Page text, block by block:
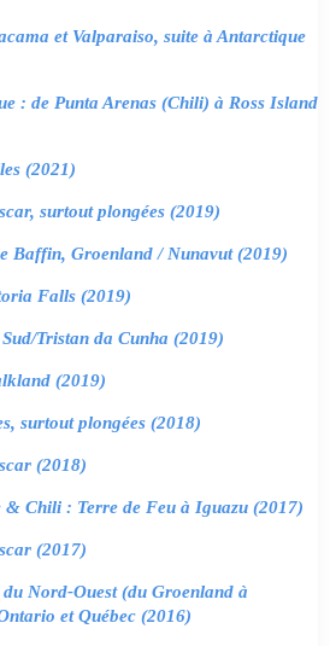
et Valparaiso, suite à Antarctique
: de Punta Arenas (Chili) à Ross Island
(2021)
surtout plongées (2019)
Baffin, Groenland / Nunavut (2019)
Falls (2019)
Tristan da Cunha (2019)
(2019)
surtout plongées (2018)
(2018)
& Chili : Terre de Feu à Iguazu (2017)
(2017)
du Nord-Ouest (du Groenland à
et Québec (2016)